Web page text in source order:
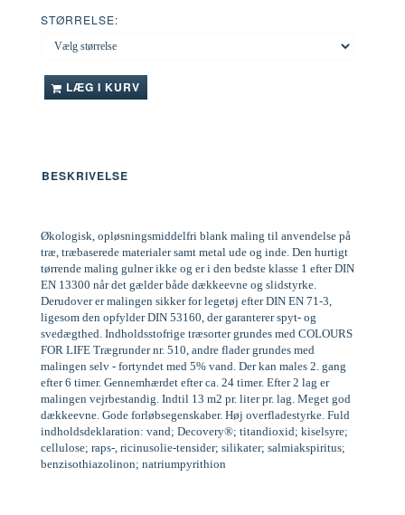
STØRRELSE:
LÆG I KURV
BESKRIVELSE
Økologisk, opløsningsmiddelfri blank maling til anvendelse på
træ, træbaserede materialer samt metal ude og inde. Den hurtigt
tørrende maling gulner ikke og er i den bedste klasse 1 efter DIN
EN 13300 når det gælder både dækkeevne og slidstyrke.
Derudover er malingen sikker for legetøj efter DIN EN 71-3,
ligesom den opfylder DIN 53160, der garanterer spyt- og
svedægthed. Indholdsstofrige træsorter grundes med COLOURS
FOR LIFE Trægrunder nr. 510, andre flader grundes med
malingen selv - fortyndet med 5% vand. Der kan males 2. gang
efter 6 timer. Gennemhærdet efter ca. 24 timer. Efter 2 lag er
malingen vejrbestandig. Indtil 13 m2 pr. liter pr. lag. Meget god
dækkeevne. Gode forløbsegenskaber. Høj overfladestyrke. Fuld
indholdsdeklaration: vand; Decovery®; titandioxid; kiselsyre;
cellulose; raps-, ricinusolie-tensider; silikater; salmiakspiritus;
benzisothiazolinon; natriumpyrithion